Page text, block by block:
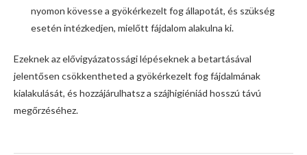
nyomon kövesse a gyökérkezelt fog állapotát, és szükség
esetén intézkedjen, mielőtt fájdalom alakulna ki.
Ezeknek az elővigyázatossági lépéseknek a betartásával
jelentősen csökkentheted a gyökérkezelt fog fájdalmának
kialakulását, és hozzájárulhatsz a szájhigiéniád hosszú távú
megőrzéséhez.